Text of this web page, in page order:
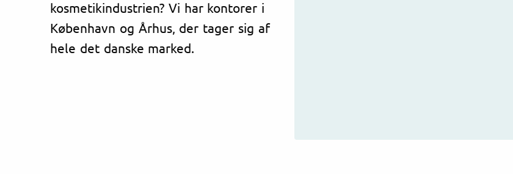
kosmetikindustrien? Vi har kontorer i
København og Århus, der tager sig af
hele det danske marked.